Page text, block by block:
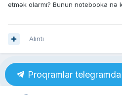
etmək olarmı? Bunun notebooka nə
Alıntı
Proqramlar telegramda